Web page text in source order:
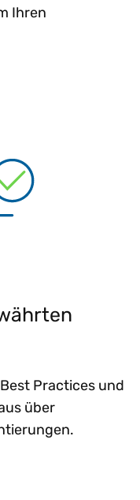
Ihren
Practices und
über